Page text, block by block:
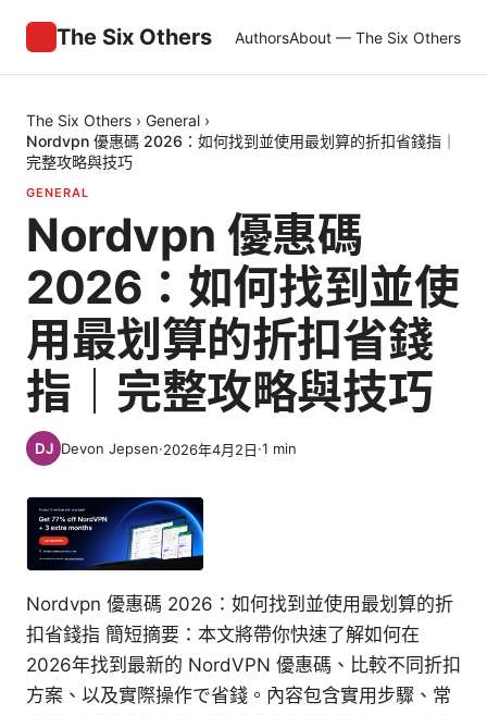
The Six Others AuthorsAbout — The Six Others
The Six Others › General ›
Nordvpn 優惠碼 2026：如何找到並使用最划算的折扣省錢指｜
完整攻略與技巧
GENERAL
Nordvpn 優惠碼
2026：如何找到並使
用最划算的折扣省錢
指｜完整攻略與技巧
Devon Jepsen·2026年4月2日·1 min
Nordvpn 優惠碼 2026：如何找到並使用最划算的折
扣省錢指 簡短摘要：本文將帶你快速了解如何在
2026年找到最新的 NordVPN 優惠碼、比較不同折扣
方案、以及實際操作で省錢。內容包含實用步驟、常